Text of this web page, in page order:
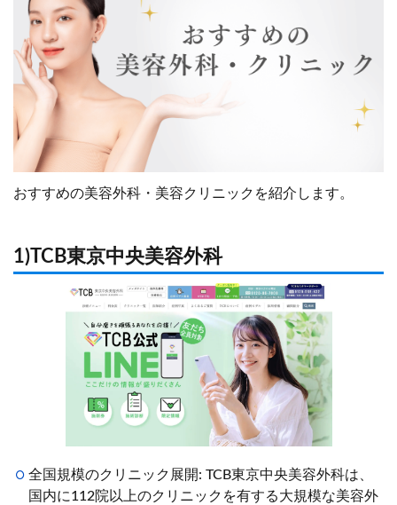
おすすめの美容外科・美容クリニックを紹介します。
1)TCB東京中央美容外科
全国規模のクリニック展開: TCB東京中央美容外科は、
国内に112院以上のクリニックを有する大規模な美容外